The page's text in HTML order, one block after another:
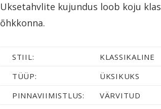
Uksetahvlite kujundus loob koju
õhkkonna.
STIIL:
KLASSIKALINE
TÜÜP:
ÜKSIKUKS
PINNAVIIMISTLUS:
VÄRVITUD